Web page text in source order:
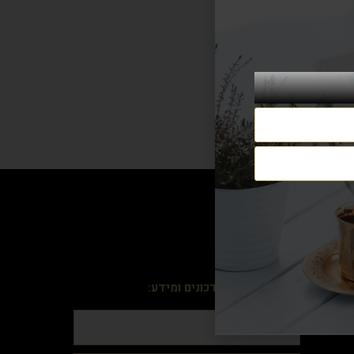
הרשמה וקבלה עדכונים ומידע: